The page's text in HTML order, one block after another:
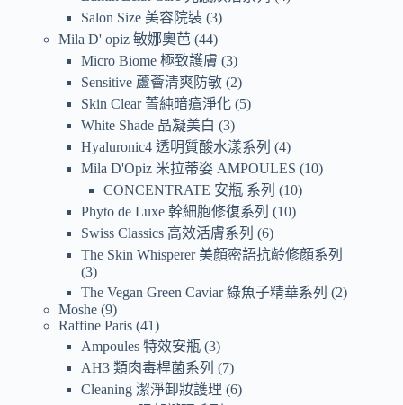
Salon Size 美容院裝 3
Mila D' opiz 敏娜奧芭 44
Micro Biome 極致護膚 3
Sensitive 蘆薈清爽防敏 2
Skin Clear 菁純暗瘡淨化 5
White Shade 晶凝美白
3
Hyaluronic4 透明質酸水漾系列
4
Mila D'Opiz 米拉蒂姿 AMPOULES
10
CONCENTRATE 安瓶 系列
10
Phyto de Luxe 幹細胞修復系列
10
Swiss Classics 高效活膚系列
6
The Skin Whisperer 美顏密語抗齡修顏系列
3
The Vegan Green Caviar 綠魚子精華系列
2
Moshe 9
Raffine Paris 41
Ampoules 特效安瓶 3
AH3 類肉毒桿菌系列
7
Cleaning 潔淨卸妝護理 6